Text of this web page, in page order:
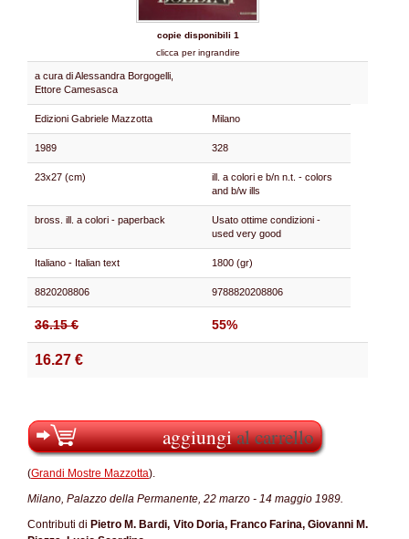
copie disponibili 1
clicca per ingrandire
a cura di Alessandra Borgogelli,
Ettore Camesasca
Edizioni Gabriele Mazzotta Milano
1989 328
23x27 (cm)
ill. a colori e b/n n.t. - colors
and b/w ills
bross. ill. a colori - paperback
Usato ottime condizioni -
used very good
Italiano - Italian text 1800 (gr)
8820208806 9788820208806
36.15 € 55%
16.27 €
aggiungial carrello
(Grandi Mostre Mazzotta).
Milano, Palazzo della Permanente, 22 marzo - 14 maggio 1989.
Contributi di Pietro M. Bardi, Vito Doria, Franco Farina, Giovanni M.